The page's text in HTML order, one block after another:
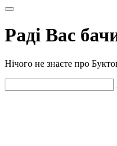
Раді Вас
Нічого не знаєте про